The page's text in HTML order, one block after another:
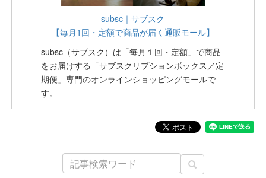
subsc｜サブスク
【毎月1回・定額で商品が届く通販モール】
subsc（サブスク）は「毎月１回・定額」で商品
をお届けする「サブスクリプションボックス／定
期便」専門のオンラインショッピングモールで
す。